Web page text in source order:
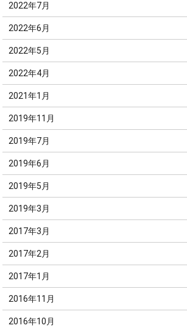
2022年7月
2022年6月
2022年5月
2022年4月
2021年1月
2019年11月
2019年7月
2019年6月
2019年5月
2019年3月
2017年3月
2017年2月
2017年1月
2016年11月
2016年10月